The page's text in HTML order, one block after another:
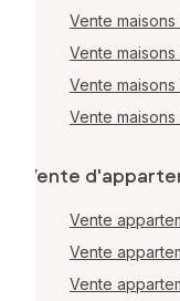
Vente
Vente
Vente
Vente maisons
Vente
Vente
Vente
Vente